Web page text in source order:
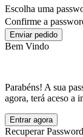
Escolha uma
Confirme a
Enviar pedido
Bem Vindo
Parabéns! A sua
agora, terá aceso a
Entrar agora
Recuperar Password